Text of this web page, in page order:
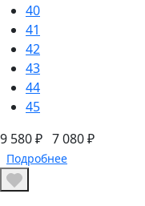
40
41
42
43
44
45
9 580 ₽ 7 080 ₽
Подробнее